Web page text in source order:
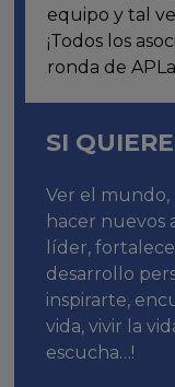
equipo y tal
¡Todos los
ronda de
SI
Ver el mundo,
hacer nuevos
líder,
desarrollo
inspirarte,
vida, vivir la
escucha…!